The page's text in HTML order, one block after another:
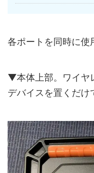
各ポートを同時に使
▼本体上部。ワイヤ
デバイスを置くだけ